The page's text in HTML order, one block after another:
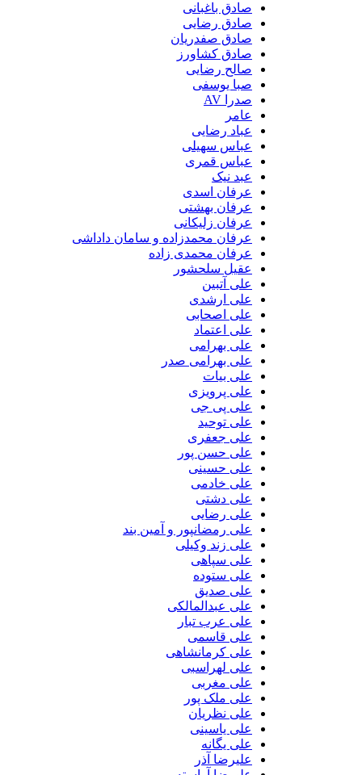
صادق باغبانی
صادق رضایی
صادق صفدریان
صادق کشاورز
صالح رضایی
صبا یوسفی
عباد رضایی
عباس سهیلی
عباس قمری
عبد نیک
عرفان اسدی
عرفان بهشتی
عرفان زلیکانی
عرفان محمدزاده و سامان داداشی
عرفان محمدی زاده
عقیل سلحشور
علی آتبین
علی ارشدی
علی اصحابی
علی اعتماد
علی بهرامی
علی بهرامی صدر
علی بیات
علی پرویزی
علی پی جی
علی توحید
علی جعفری
علی حسن پور
علی حسینی
علی خادمی
علی دشتی
علی رضایی
علی رمضانپور و آمین بند
علی زند وکیلی
علی سپاهی
علی ستوده
علی صدیق
علی عبدالمالکی
علی عرب تبار
علی قاسمی
علی کرمانشاهی
علی لهراسبی
علی مغربی
علی ملک پور
علی نظریان
علی یاسینی
علی یگانه
علیرضا آذر